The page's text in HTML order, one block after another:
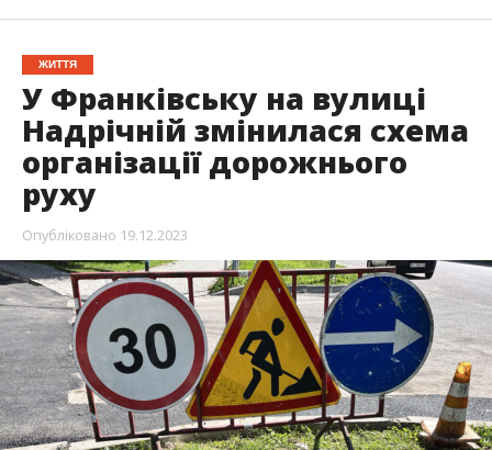
ЖИТТЯ
У Франківську на вулиці
Надрічній змінилася схема
організації дорожнього
руху
Опубліковано 19.12.2023